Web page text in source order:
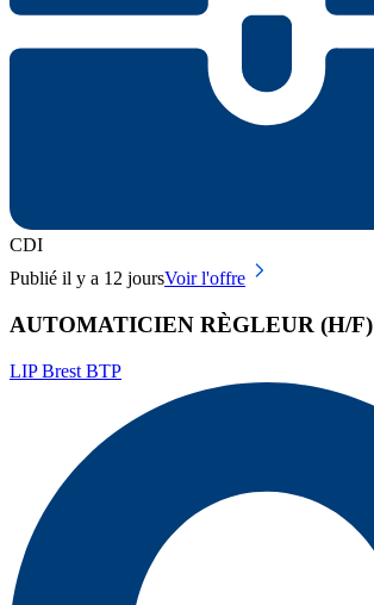
CDI
Publié il y a 12 joursVoir l'offre
AUTOMATICIEN RÈGLEUR (H/F)
LIP Brest BTP